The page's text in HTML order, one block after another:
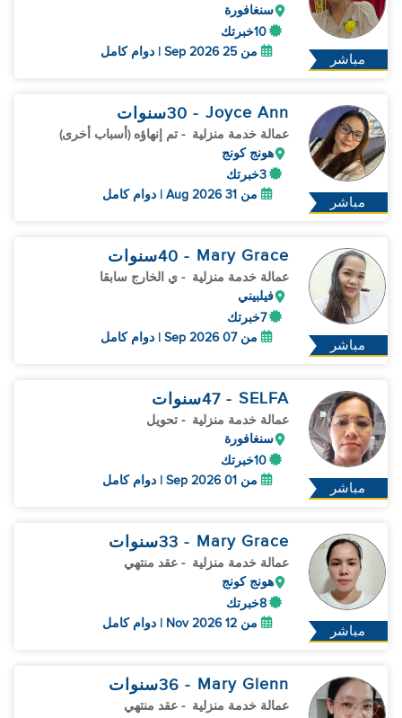
مباشر
سنغافورة
10خبرتك
من 25 Sep 2026 | دوام كامل
مباشر
Joyce Ann
- 30 سنوات
عمالة خدمة منزلية - تم إنهاؤه (أسباب أخرى)
هونج كونج
3خبرتك
من 31 Aug 2026 | دوام كامل
مباشر
Mary Grace
- 40 سنوات
عمالة خدمة منزلية - ي الخارج سابقا
فيلبيني
7خبرتك
من 07 Sep 2026 | دوام كامل
مباشر
SELFA
- 47 سنوات
عمالة خدمة منزلية - تحويل
سنغافورة
10خبرتك
من 01 Sep 2026 | دوام كامل
مباشر
Mary Grace
- 33 سنوات
عمالة خدمة منزلية - عقد منتهي
هونج كونج
8خبرتك
من 12 Nov 2026 | دوام كامل
Mary Glenn
- 36 سنوات
عمالة خدمة منزلية - عقد منتهي